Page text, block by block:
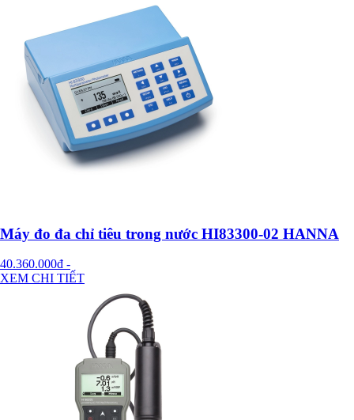
Máy đo đa chỉ tiêu trong nước HI83300-02 HANNA
40.360.000đ -
XEM CHI TIẾT